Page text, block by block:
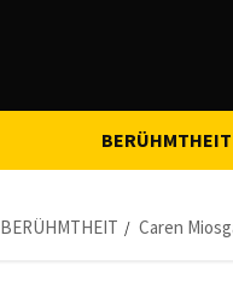
BERÜHMTHEIT
BERÜHMTHEIT Caren